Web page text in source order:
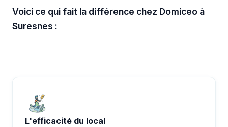
Voici ce qui fait la différence chez Domiceo à
Suresnes :
L'efficacité du local